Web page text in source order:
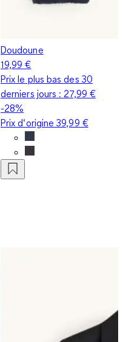
Doudoune
19,99 €
Prix le plus bas des 30
derniers jours : 27,99 €
-28%
Prix d‘origine39,99 €